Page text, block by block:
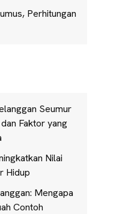
Perhitungan
Seumur
Faktor yang
Nilai
Hidup
Mengapa
Contoh